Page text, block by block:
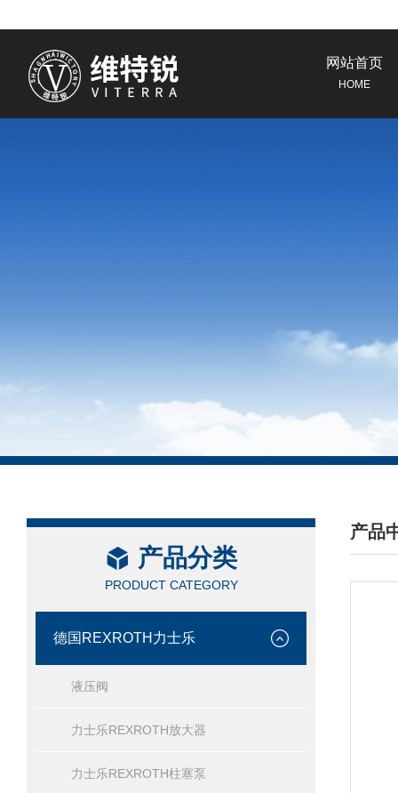
网站首页
HOME
产品分类
PRODUCT CATEGORY
德国REXROTH力士乐
液压阀
力士乐REXROTH放大器
力士乐REXROTH柱塞泵
产品
/